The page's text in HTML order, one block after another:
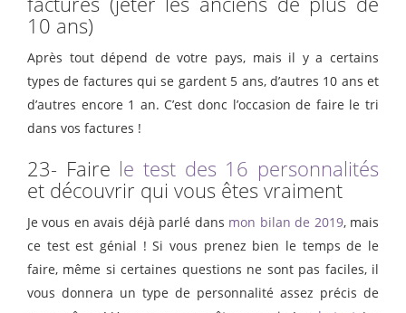
10 ans)
Après tout dépend de votre pays, mais il y a certains
types de factures qui se gardent 5 ans, d’autres 10 ans et
d’autres encore 1 an. C’est donc l’occasion de faire le tri
dans vos factures !
23- Faire le test des 16 personnalités
et découvrir qui vous êtes vraiment
Je vous en avais déjà parlé dans mon bilan de 2019, mais
ce test est génial ! Si vous prenez bien le temps de le
faire, même si certaines questions ne sont pas faciles, il
vous donnera un type de personnalité assez précis de